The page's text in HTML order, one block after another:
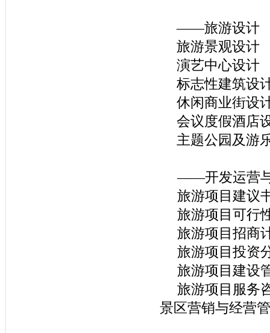
——旅游设计
旅游景观设计
演艺中心设计
标志性建筑设
休闲商业街设
会议度假酒店
主题公园及游
——开发运营
旅游项目建议
旅游项目可行
旅游项目招商
旅游项目投资
旅游项目建设
旅游项目服务
景区营销与经营